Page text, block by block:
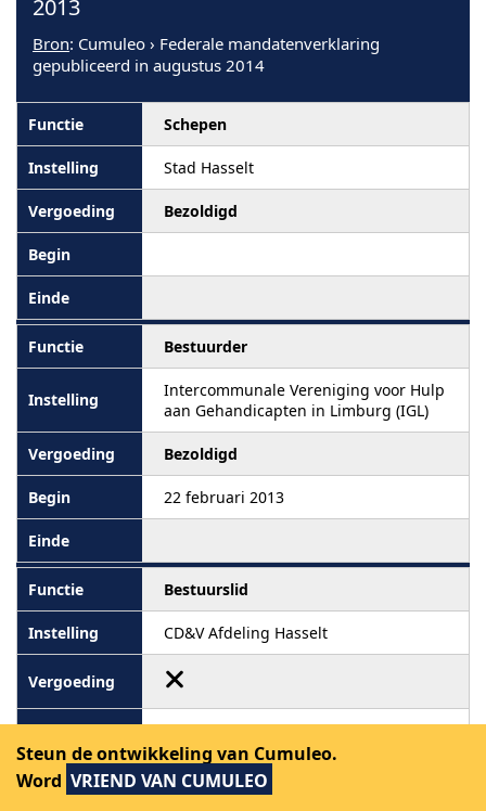
2013
Bron: Cumuleo › Federale mandatenverklaring
gepubliceerd in augustus 2014
Schepen
Stad Hasselt
Bezoldigd
Bestuurder
Intercommunale Vereniging voor Hulp
aan Gehandicapten in Limburg (IGL)
Bezoldigd
22 februari 2013
Bestuurslid
CD&V Afdeling Hasselt
Steun de ontwikkeling van Cumuleo.
Word VRIEND VAN CUMULEO